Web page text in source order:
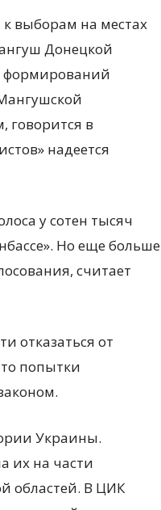
выборам на местах
Донецкой
формирований
говорится в
надеется
у сотен тысяч
Но еще больше
считает
отказаться от
попытки
Украины.
их на части
областей. В ЦИК